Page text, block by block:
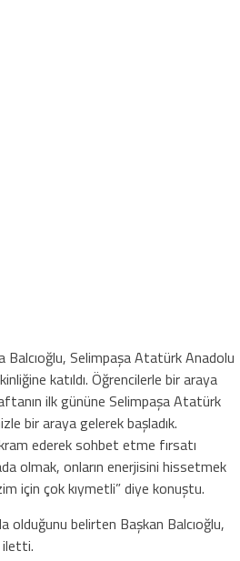
Balcıoğlu, Selimpaşa Atatürk Anadolu
katıldı. Öğrencilerle bir araya
ilk gününe Selimpaşa Atatürk
bir araya gelerek başladık.
ederek sohbet etme fırsatı
olmak, onların enerjisini hissetmek
için çok kıymetli” diye konuştu.
olduğunu belirten Başkan Balcıoğlu,
iletti.